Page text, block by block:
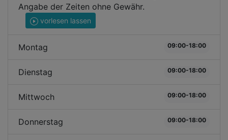
Angabe der Zeiten ohne Gewähr.
vorlesen lassen
Montag 09:00-18:00
Dienstag 09:00-18:00
Mittwoch 09:00-18:00
Donnerstag 09:00-18:00